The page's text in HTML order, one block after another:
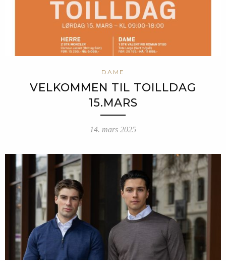
DAME
VELKOMMEN TIL TOILLDAG
15.MARS
14. mars 2025